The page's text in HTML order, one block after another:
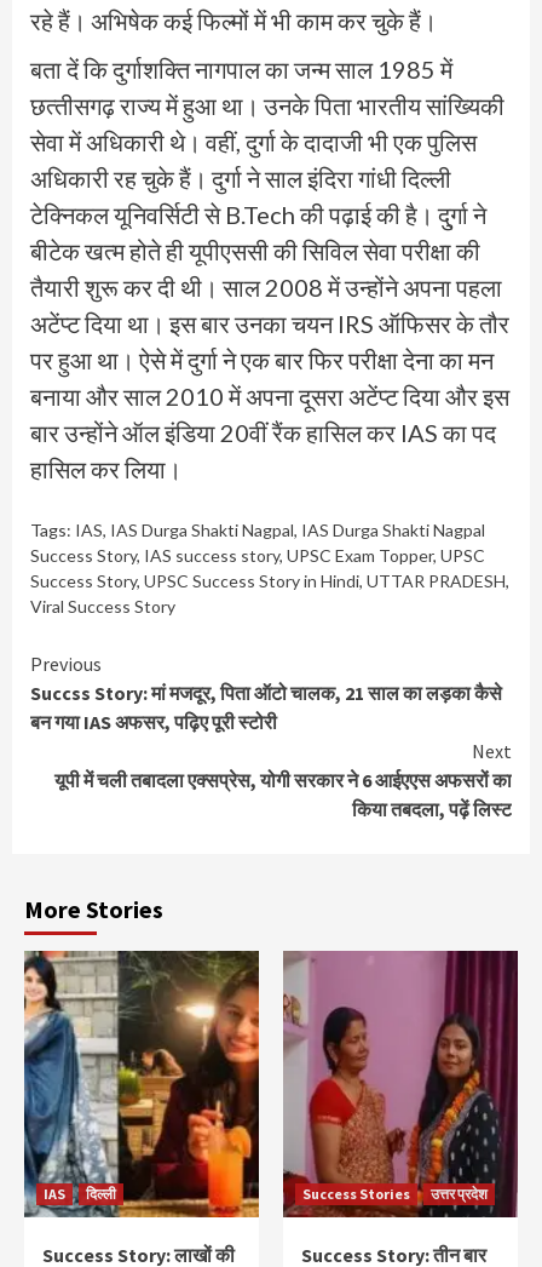
रहे हैं। अभिषेक कई फिल्‍मों में भी काम कर चुके हैं।
बता दें कि दुर्गाशक्ति नागपाल का जन्‍म साल 1985 में
छत्‍तीसगढ़ राज्य में हुआ था। उनके पिता भारतीय सांख्यिकी
सेवा में अधिकारी थे। वहीं, दुर्गा के दादाजी भी एक पुलिस
अधिकारी रह चुके हैं। दुर्गा ने साल इंदिरा गांधी दिल्‍ली
टेक्निकल यूनिवर्सिटी से B.Tech की पढ़ाई की है। दु्र्गा ने
बीटेक खत्म होते ही यूपीएससी की सिविल सेवा परीक्षा की
तैयारी शुरू कर दी थी। साल 2008 में उन्होंने अपना पहला
अटेंप्ट दिया था। इस बार उनका चयन IRS ऑफिसर के तौर
पर हुआ था। ऐसे में दुर्गा ने एक बार फिर परीक्षा देना का मन
बनाया और साल 2010 में अपना दूसरा अटेंप्ट दिया और इस
बार उन्होंने ऑल इंडिया 20वीं रैंक हासिल कर IAS का पद
हासिल कर लिया।
Tags: IAS, IAS Durga Shakti Nagpal, IAS Durga Shakti Nagpal
Success Story, IAS success story, UPSC Exam Topper, UPSC
Success Story, UPSC Success Story in Hindi, UTTAR PRADESH,
Viral Success Story
Continue
Reading
Previous
Succss Story: मां मजदूर, पिता ऑटो चालक, 21 साल का लड़का कैसे
बन गया IAS अफसर, पढ़िए पूरी स्टोरी
Next
यूपी में चली तबादला एक्सप्रेस, योगी सरकार ने 6 आईएएस अफसरों का
किया तबदला, पढ़ें लिस्ट
More Stories
IAS दिल्ली
Success Story: लाखों की
Success Stories उत्तर प्रदेश
Success Story: तीन बार